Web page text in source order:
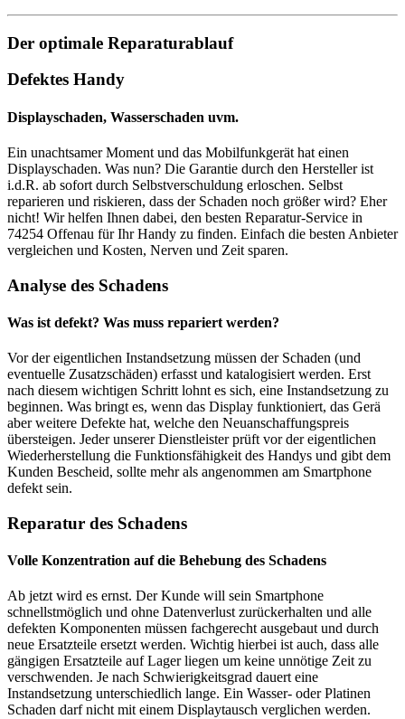
Der optimale Reparaturablauf
Defektes Handy
Displayschaden, Wasserschaden uvm.
Ein unachtsamer Moment und das Mobilfunkgerät hat einen
Displayschaden. Was nun? Die Garantie durch den Hersteller ist
i.d.R. ab sofort durch Selbstverschuldung erloschen. Selbst
reparieren und riskieren, dass der Schaden noch größer wird? Eher
nicht! Wir helfen Ihnen dabei, den besten Reparatur-Service in
74254 Offenau für Ihr Handy zu finden. Einfach die besten Anbieter
vergleichen und Kosten, Nerven und Zeit sparen.
Analyse des Schadens
Was ist defekt? Was muss repariert werden?
Vor der eigentlichen Instandsetzung müssen der Schaden (und
eventuelle Zusatzschäden) erfasst und katalogisiert werden. Erst
nach diesem wichtigen Schritt lohnt es sich, eine Instandsetzung zu
beginnen. Was bringt es, wenn das Display funktioniert, das Gerä
aber weitere Defekte hat, welche den Neuanschaffungspreis
übersteigen. Jeder unserer Dienstleister prüft vor der eigentlichen
Wiederherstellung die Funktionsfähigkeit des Handys und gibt dem
Kunden Bescheid, sollte mehr als angenommen am Smartphone
defekt sein.
Reparatur des Schadens
Volle Konzentration auf die Behebung des Schadens
Ab jetzt wird es ernst. Der Kunde will sein Smartphone
schnellstmöglich und ohne Datenverlust zurückerhalten und alle
defekten Komponenten müssen fachgerecht ausgebaut und durch
neue Ersatzteile ersetzt werden. Wichtig hierbei ist auch, dass alle
gängigen Ersatzteile auf Lager liegen um keine unnötige Zeit zu
verschwenden. Je nach Schwierigkeitsgrad dauert eine
Instandsetzung unterschiedlich lange. Ein Wasser- oder Platinen
Schaden darf nicht mit einem Displaytausch verglichen werden.